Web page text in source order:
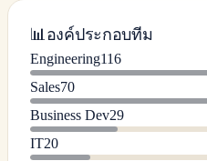
📊 องค์ประกอบทีม
Engineering116
Sales70
Business Dev29
IT20